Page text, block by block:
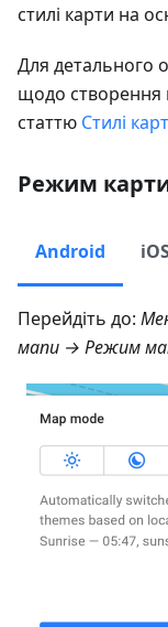
стилі карти на
Для детального
щодо створення
статтю Стилі карт
Режим
Android
Перейдіть до:
мапи → Режим